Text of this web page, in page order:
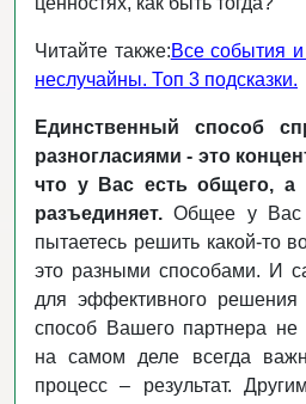
Читайте также:Все события
неслучайны. Топ 3 подсказки.
Единственный способ
разногласиями - это
что у Вас есть общего,
разъединяет. Общее у Вас
пытаетесь решить какой-то
это разными способами. И
для эффективного
способ Вашего партнера не
на самом деле всегда
процесс – результат.